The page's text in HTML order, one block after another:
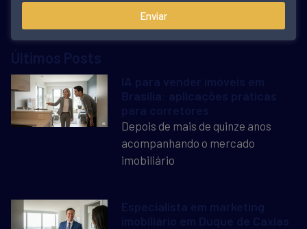
Enviar
Últimos Posts
IA para vender imóveis em
Brasília: aplicações práticas
para corretores
Depois de mais de quinze anos
acompanhando o mercado
imobiliário
Especialista em marketing
imobiliário em Duque de Caxias